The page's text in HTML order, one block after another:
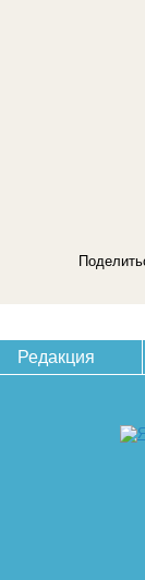
Редакция